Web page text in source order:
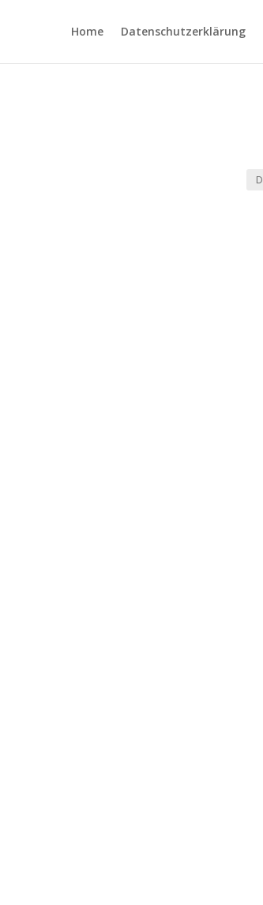
Home Datenschutzerklärung